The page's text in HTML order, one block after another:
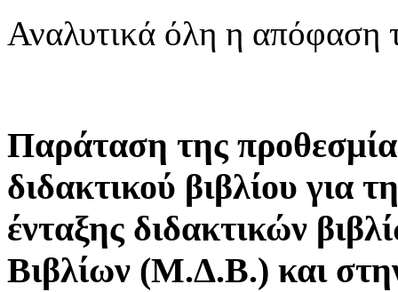
Αναλυτικά όλη η
Παράταση της
διδακτικού βιβλίου για
ένταξης διδακτικών
Βιβλίων (Μ.Δ.Β.) και